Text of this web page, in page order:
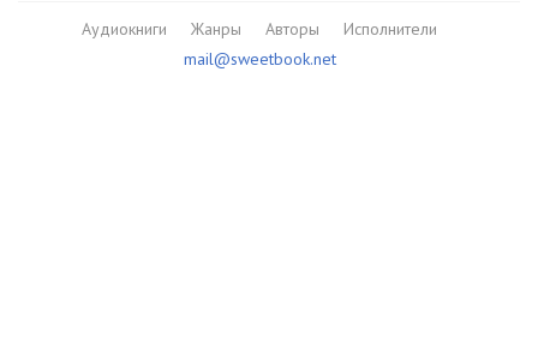
Аудиокниги Жанры Авторы
Исполнители
mail@sweetbook.net